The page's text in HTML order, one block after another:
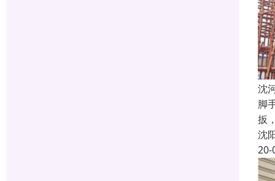
沈
脚
扳
沈
20-